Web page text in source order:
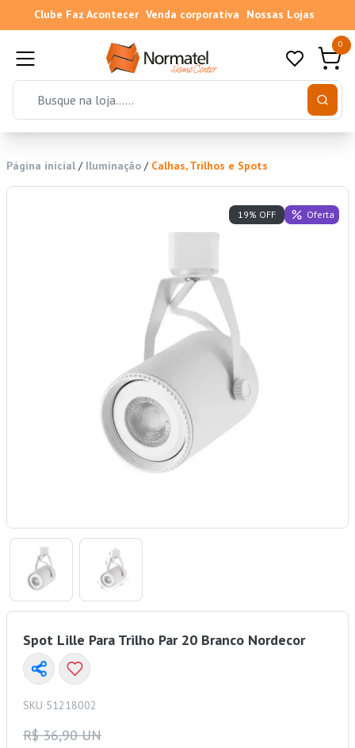
Clube Faz Acontecer Venda corporativa Nossas Lojas
0
Página inicial / Iluminação / Calhas, Trilhos e Spots
19% OFF Oferta
Spot Lille Para Trilho Par 20 Branco Nordecor
SKU 51218002
R$ 36,90 UN